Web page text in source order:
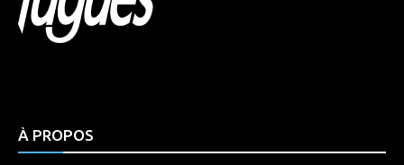
À PROPOS